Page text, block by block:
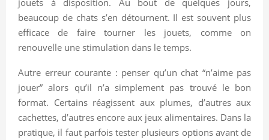
beaucoup de chats s’en détournent. Il est souvent plus
efficace de faire tourner les jouets, comme on
renouvelle une stimulation dans le temps.
Autre erreur courante : penser qu’un chat “n’aime pas
jouer” alors qu’il n’a simplement pas trouvé le bon
format. Certains réagissent aux plumes, d’autres aux
cachettes, d’autres encore aux jeux alimentaires. Dans la
pratique, il faut parfois tester plusieurs options avant de